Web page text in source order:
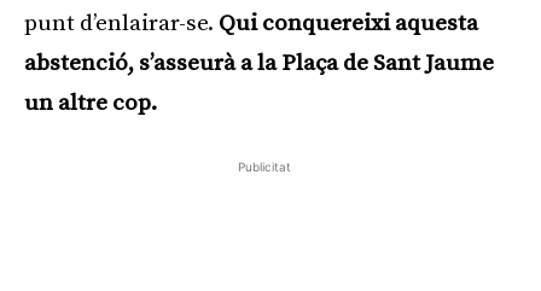
punt d’enlairar-se. Qui conquereixi aquesta
abstenció, s’asseurà a la Plaça de Sant Jaume
un altre cop.
Publicitat